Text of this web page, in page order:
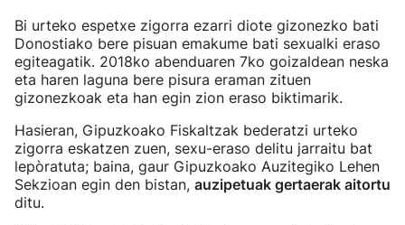
Bi urteko espetxe zigorra ezarri diote gizonezko bati
Donostiako bere pisuan emakume bati sexualki eraso
egiteagatik. 2018ko abenduaren 7ko goizaldean neska
eta haren laguna bere pisura eraman zituen
gizonezkoak eta han egin zion eraso biktimarik.
Hasieran, Gipuzkoako Fiskaltzak bederatzi urteko
zigorra eskatzen zuen, sexu-eraso delitu jarraitu bat
lepòratuta; baina, gaur Gipuzkoako Auzitegiko Lehen
Sekzioan egin den bistan, auzipetuak gertaerak aitortu
ditu.